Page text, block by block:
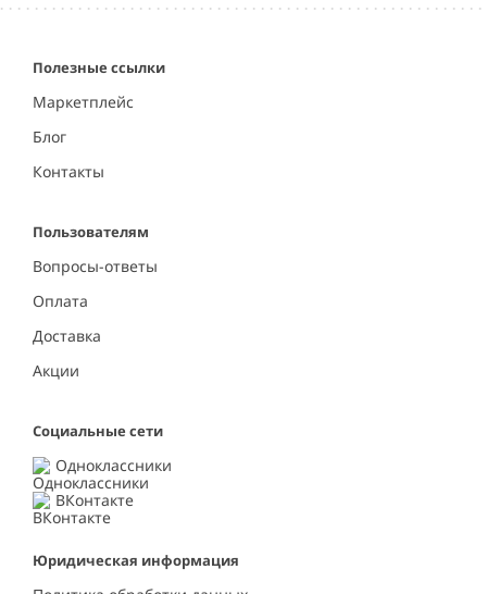
Полезные ссылки
Маркетплейс
Блог
Контакты
Пользователям
Вопросы-ответы
Оплата
Доставка
Акции
Социальные сети
Одноклассники
ВКонтакте
Юридическая информация